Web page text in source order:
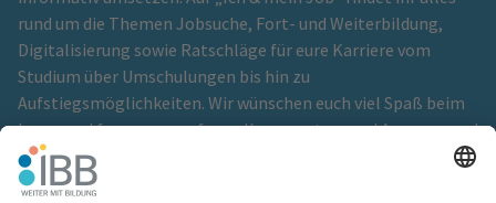
rund um die Themen Jobsuche, Fort- und Weiterbildung,
Digitalisierung sowie Ratschläge für eure Karriere vom
Studium über Umschulungen bis hin zu
Aufstiegsmöglichkeiten. Wir wünschen euch viel Spaß beim
Lesen und freuen uns auf eure Kommentare und Anregungen!
Ein Blog der